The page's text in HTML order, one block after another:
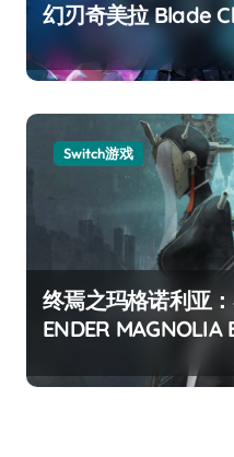
幻刃奇美拉 Blade
Switch游戏
终焉之玛格诺利亚
ENDER